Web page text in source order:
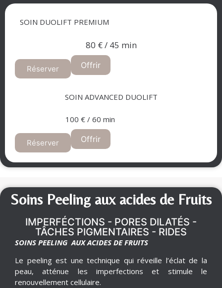
SOIN DUOLIFT PREMIUM
80 € / 45 min​
Réserver Offrir
SOIN ADVANCED DUOLIFT​
100 € / 60 min​
Réserver Offrir
Soins Peeling aux acides de Fruits
IMPERFÉCTIONS - PORES DILATÉS -
TÂCHES PIGMENTAIRES - RIDES
SOINS PEELING AUX ACIDES DE FRUITS
Le peeling est une technique qui réveille l’éclat de la
peau, atténue les imperfections et stimule le
renouvellement cellulaire.